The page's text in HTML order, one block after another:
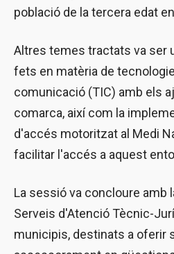
població de la tercera edat
Altres temes tractats va ser
fets en matèria de
comunicació (TIC) amb els
comarca, així com la
d'accés motoritzat al Medi
facilitar l'accés a aquest
La sessió va concloure amb
Serveis d'Atenció Tècnic-
municipis, destinats a oferir